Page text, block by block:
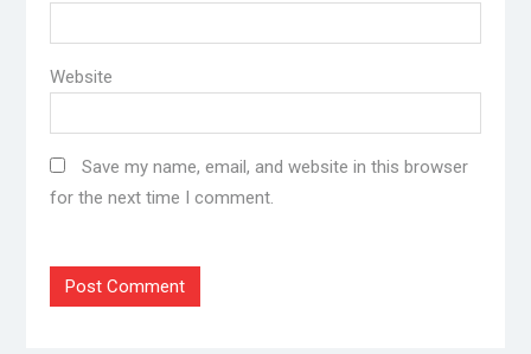
Website
Save my name, email, and website in this browser
for the next time I comment.